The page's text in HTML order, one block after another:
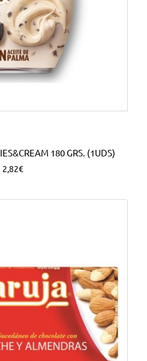
180 GRS. (1UDS)
2,82€